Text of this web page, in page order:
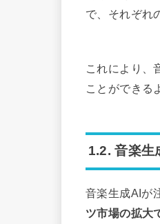
で、それぞれ
これにより、
ことができる
1.2. 音楽生
音楽生成AIが
ツ市場の拡大